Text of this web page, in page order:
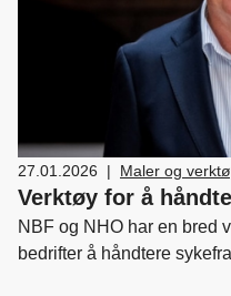
27.01.2026 | Maler og
Medlemskap
Verktøy for å
NBF og NHO har en bred
bedrifter å håndtere